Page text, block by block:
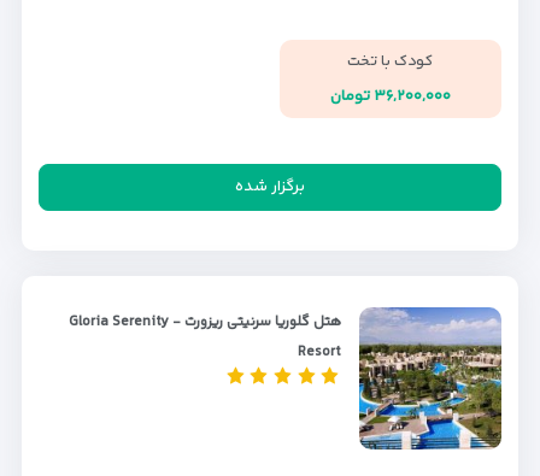
کودک با تخت
۳۶,۲۰۰,۰۰۰ تومان
برگزار شده
هتل گلوریا سرنیتی ریزورت - Gloria Serenity
Resort